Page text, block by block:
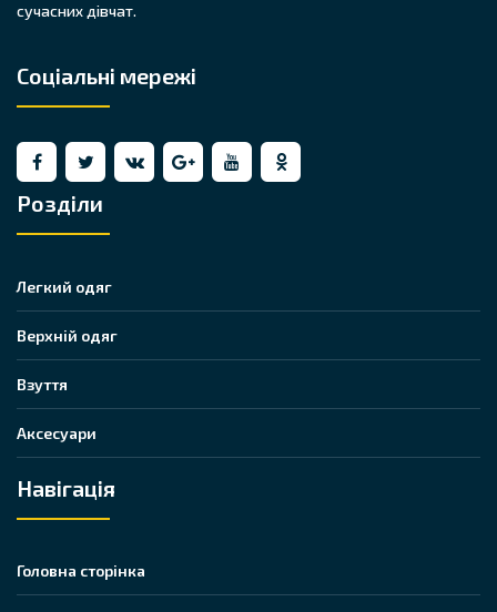
сучасних дівчат.
Соціальні мережі
Розділи
Легкий одяг
Верхній одяг
Взуття
Аксесуари
Навігація
Головна сторінка